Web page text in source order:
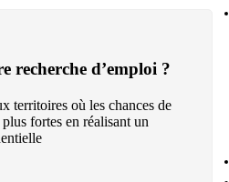
recherche d’emploi ?
territoires où les chances de
fortes en réalisant un